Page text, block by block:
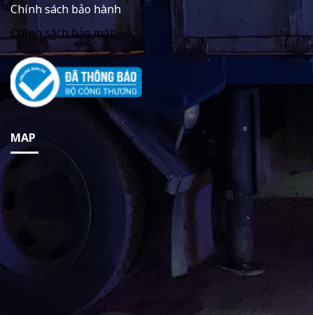
Chính sách bảo hành
Chính sách bảo mật
MAP